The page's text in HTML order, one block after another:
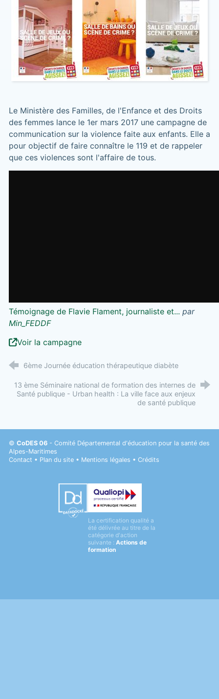
Le Ministère des Familles, de l'Enfance et des Droits
des femmes lance le 1er mars 2017 une campagne de
communication sur la violence faite aux enfants. Elle a
pour objectif de faire connaître le 119 et de rappeler
que ces violences sont l'affaire de tous.
Témoignage de Flavie Flament, journaliste et... par
Min_FEDDF
Voir la campagne
6ème Journée éducation thérapeutique diabète
13 ème Séminaire national de formation des internes de
Santé publique - Urban health : La ville face aux enjeux
de santé publique
© CoDES 06- Comité Départemental d'éducation pour la santé des
Alpes-Maritimes
Contact • Plan du site• Mentions légales • Crédits
Datadock
Qualiopi
La certification qualité a
été délivrée au titre de la
catégorie d'action
suivante : Actions de
formation